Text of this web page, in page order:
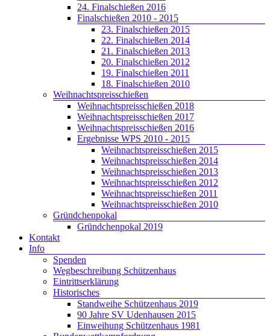
24. Finalschießen 2016
Finalschießen 2010 - 2015
23. Finalschießen 2015
22. Finalschießen 2014
21. Finalschießen 2013
20. Finalschießen 2012
19. Finalschießen 2011
18. Finalschießen 2010
Weihnachtspreisschießen
Weihnachtspreisschießen 2018
Weihnachtspreisschießen 2017
Weihnachtspreisschießen 2016
Ergebnisse WPS 2010 - 2015
Weihnachtspreisschießen 2015
Weihnachtspreisschießen 2014
Weihnachtspreisschießen 2013
Weihnachtspreisschießen 2012
Weihnachtspreisschießen 2011
Weihnachtspreisschießen 2010
Gründchenpokal
Gründchenpokal 2019
Kontakt
Info
Spenden
Wegbeschreibung Schützenhaus
Eintrittserklärung
Historisches
Standweihe Schützenhaus 2019
90 Jahre SV Udenhausen 2015
Einweihung Schützenhaus 1981